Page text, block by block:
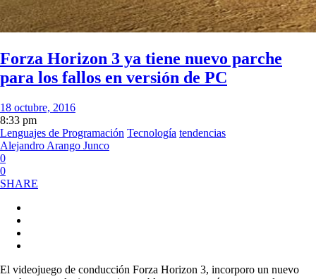
Forza Horizon 3 ya tiene nuevo parche
para los fallos en versión de PC
18 octubre, 2016
8:33 pm
Lenguajes de Programación Tecnología tendencias
Alejandro Arango Junco
0
0
SHARE
El videojuego de conducción Forza Horizon 3, incorporo un nuevo